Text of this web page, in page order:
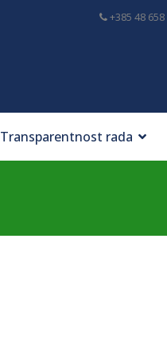
+385 48 658
Transparentnost rada